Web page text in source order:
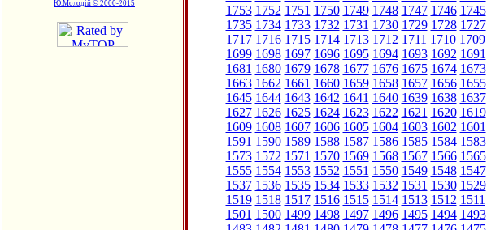
Ю.Молодій © 2000-2015
1753 1752 1751 1750 1749 1748 1747 1746 1745
1735 1734 1733 1732 1731 1730 1729 1728 1727
1717 1716 1715 1714 1713 1712 1711 1710 1709
1699 1698 1697 1696 1695 1694 1693 1692 1691
1681 1680 1679 1678 1677 1676 1675 1674 1673
1663 1662 1661 1660 1659 1658 1657 1656 1655
1645 1644 1643 1642 1641 1640 1639 1638 1637
1627 1626 1625 1624 1623 1622 1621 1620 1619
1609 1608 1607 1606 1605 1604 1603 1602 1601
1591 1590 1589 1588 1587 1586 1585 1584 1583
1573 1572 1571 1570 1569 1568 1567 1566 1565
1555 1554 1553 1552 1551 1550 1549 1548 1547
1537 1536 1535 1534 1533 1532 1531 1530 1529
1519 1518 1517 1516 1515 1514 1513 1512 1511
1501 1500 1499 1498 1497 1496 1495 1494 1493